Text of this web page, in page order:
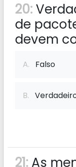
20:
de
devem
A. Falso
B.
21: As